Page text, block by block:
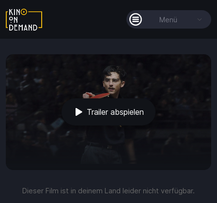
Menü
Alle Filme
Filmkollektionen
So funktioniert's
Guthaben
Die KOD-App
volume_up
Trailer abspielen
Dieser Film ist in deinem Land leider nicht verfügbar.